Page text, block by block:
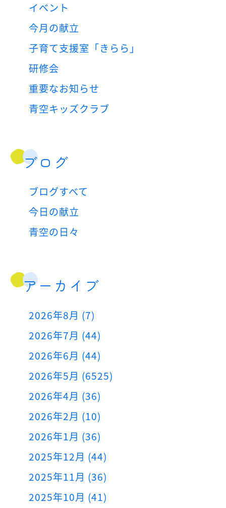
イベント
今月の献立
子育て支援室「きらら」
研修会
重要なお知らせ
青空キッズクラブ
ブログ
ブログすべて
今日の献立
青空の日々
アーカイブ
2026年8月 (7)
2026年7月 (44)
2026年6月 (44)
2026年5月 (6525)
2026年4月 (36)
2026年2月 (10)
2026年1月 (36)
2025年12月 (44)
2025年11月 (36)
2025年10月 (41)